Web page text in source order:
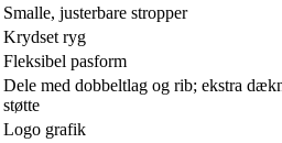
Smalle, justerbare stropper
Krydset ryg
Fleksibel pasform
Dele med dobbeltlag og rib; ekstra
støtte
Logo grafik